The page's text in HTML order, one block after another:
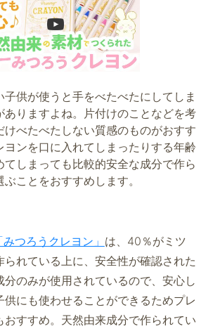
子供が使うと手をべたべたにしてしま
ありますよね。片付けのことなどを考
けべたべたしない質感のものがおすす
ヨンを口に入れてしまったりする年齢
てしまっても比較的安全な成分で作ら
ことをおすすめします。
つろうクレヨン」 は、40％がミツ
られている上に、安全性が確認された
分のみが使用されているので、安心し
供にも使わせることができるためプレ
おすすめ。天然由来成分で作られてい